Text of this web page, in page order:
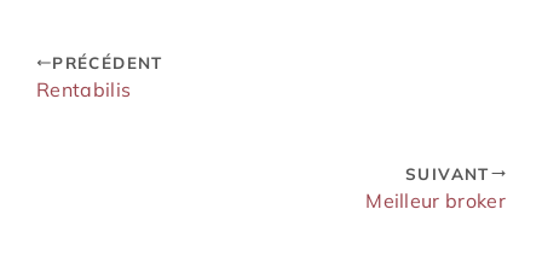
PRÉCÉDENT
Rentabilis
SUIVANT
Meilleur broker